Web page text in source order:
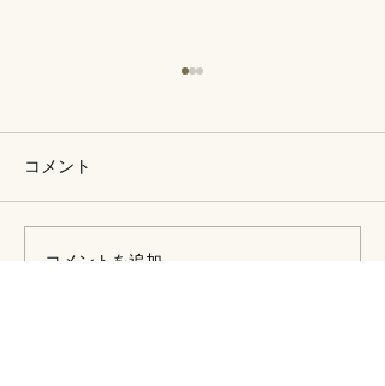
コメント
コメントを追加…